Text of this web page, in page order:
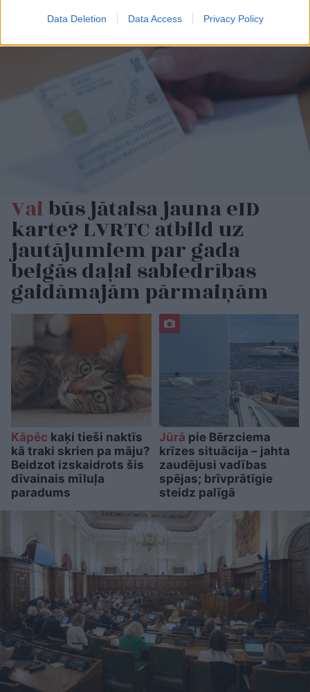
Data Deletion Data Access Privacy Policy
Vaibūs jātaisa jauna eID
karte? LVRTC atbild uz
jautājumiem par gada
beigās daļai sabiedrības
gaidāmajām pārmaiņām
Kāpēc kaķi tieši naktīs
kā traki skrien pa māju?
Beidzot izskaidrots šis
dīvainais mīluļa
paradums
Jūrā pie Bērzciema
krīzes situācija – jahta
zaudējusi vadības
spējas; brīvprātīgie
steidz palīgā